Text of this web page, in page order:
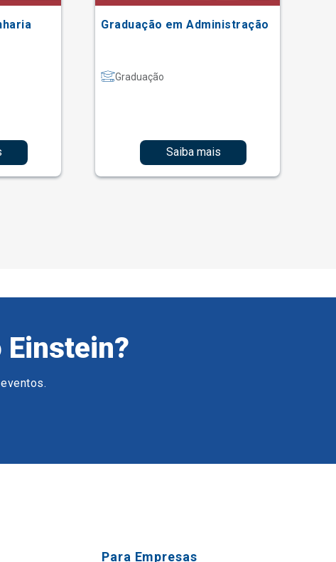
Graduação em Administração
Graduação
Saiba mais
Einstein?
Para Empresas